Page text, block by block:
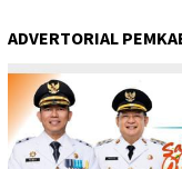
ADVERTORIAL